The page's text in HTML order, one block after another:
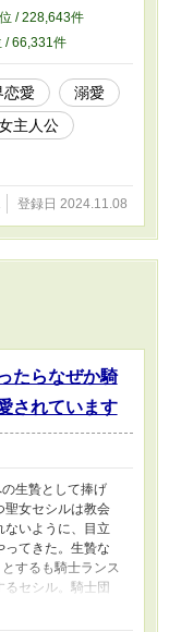
方が好きですよ
いアリシア。未
位 / 228,643件
/ 66,331件
恋愛
溺愛
主人公
登録日 2024.11.08
たらなぜか騎
されています
生贄として捧げ
聖女セシルは教会
ないように、目立
ってきた。生贄な
するも騎士ランス
るセシル。騎士団
い伝えとは何かが